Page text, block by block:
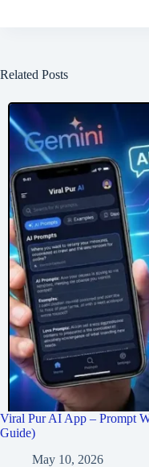
Related Posts
Viral Pur AI App – Prompt
Guide)
May 10, 2026